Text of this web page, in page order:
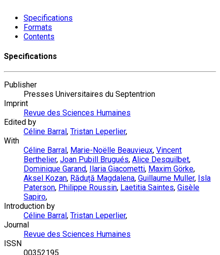
Specifications
Formats
Contents
Specifications
Publisher
Presses Universitaires du Septentrion
Imprint
Revue des Sciences Humaines
Edited by
Céline Barral , Tristan Leperlier,
With
Céline Barral , Marie-Noëlle Beauvieux, Vincent
Berthelier, Joan Pubill Brugués, Alice Desquilbet,
Dominique Garand, Ilaria Giacometti, Maxim Görke,
Aksel Kozan, Răduță Magdalena, Guillaume Muller, Isla
Paterson, Philippe Roussin, Laetitia Saintes, Gisèle
Sapiro,
Introduction by
Céline Barral , Tristan Leperlier,
Journal
Revue des Sciences Humaines
ISSN
00352195